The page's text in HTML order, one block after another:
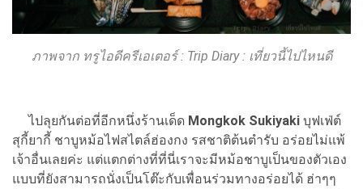
ภาพจาก ทรูไอดีครีเอเตอร์ : Trip Diary : เที่ยวนี้ไปไหนดี
ไปลุยกันต่อที่อีกหนึ่งร้านเด็ด Mongkok Sukiyaki บุฟเฟ่ต์
สุกี้ยากี้ ชาบูหม้อไฟสไตล์ฮ่องกง รสชาติต้นตำรับ อร่อยไม่แพ้
เจ้าอื่นเลยค่ะ แต่แตกต่างที่ที่นี่เราจะมีหม้อชาบูเป็นของตัวเอง
แบบที่ยังสามารถนั่งเป็นโต๊ะกับเพื่อนร่วมทางอร่อยได้ ฮ่าๆๆ